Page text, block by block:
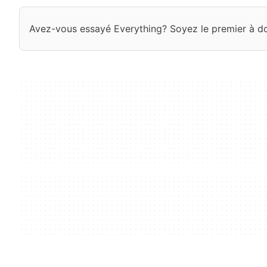
Avez-vous essayé Everything? Soyez le premier à